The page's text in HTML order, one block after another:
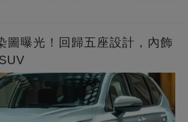
圖曝光！回歸五座設計，內飾